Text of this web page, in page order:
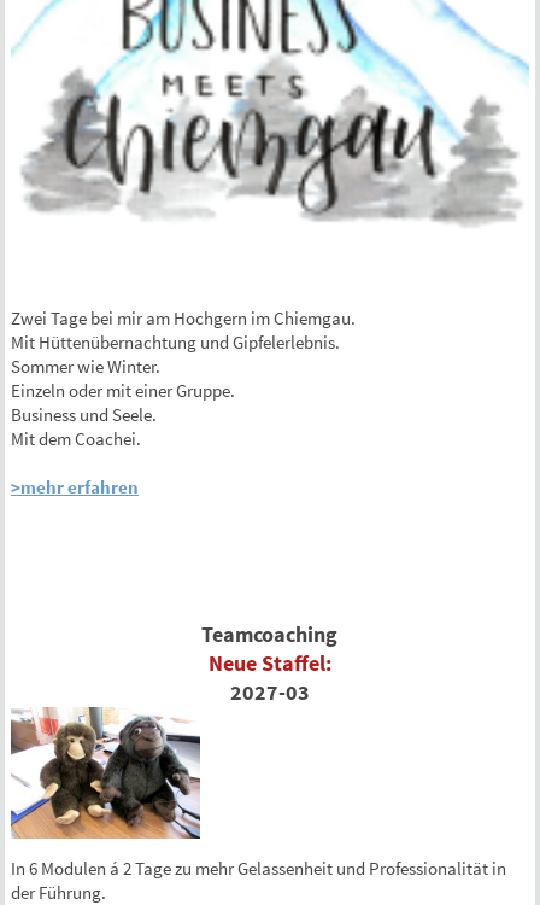
Zwei Tage bei mir am Hochgern im Chiemgau.
Mit Hüttenübernachtung und Gipfelerlebnis.
Sommer wie Winter.
Einzeln oder mit einer Gruppe.
Business und Seele.
Mit dem Coachei.
>mehr erfahren
Teamcoaching
NeueStaffel:
2027-03
In 6 Modulen á 2 Tage zu mehr Gelassenheit und Professionalität in
der Führung.